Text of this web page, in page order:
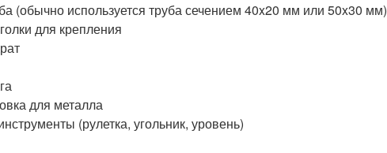
(обычно используется труба сечением 40x20 мм или 50x30 мм)
для крепления
для металла
(рулетка, угольник, уровень)